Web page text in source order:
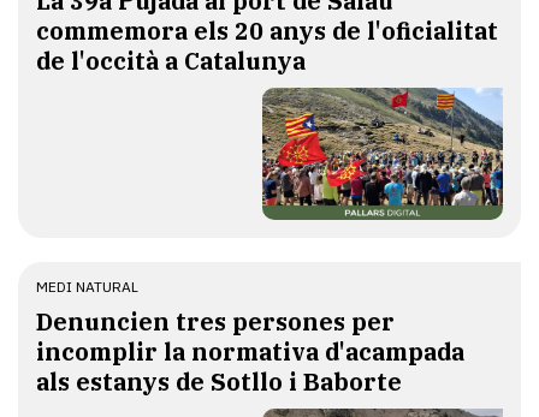
commemora els 20 anys de l'oficialitat
de l'occità a Catalunya
MEDI NATURAL
Denuncien tres persones per
incomplir la normativa d'acampada
als estanys de Sotllo i Baborte